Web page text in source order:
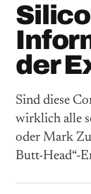
der
Sind diese
wirklich alle
oder Mark
Butt-Head“-